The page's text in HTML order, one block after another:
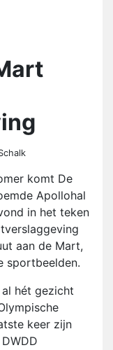
komt De
Apollohal
in het teken
aan de Mart,
sportbeelden.
hét gezicht
keer zijn